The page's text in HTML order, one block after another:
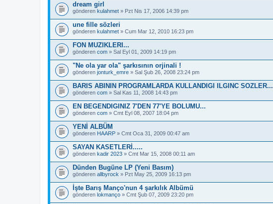
dream girl
gönderen kulahmet » Pzt Nis 17, 2006 14:39 pm
une fille sözleri
gönderen kulahmet » Cum Mar 12, 2010 16:23 pm
FON MUZIKLERI...
gönderen com » Sal Eyl 01, 2009 14:19 pm
"Ne ola yar ola" şarkısının orjinali !
gönderen jonturk_emre » Sal Şub 26, 2008 23:24 pm
BARIS ABININ PROGRAMLARDA KULLANDIGI ILGINC SOZLER...
gönderen com » Sal Kas 11, 2008 14:43 pm
EN BEGENDIGINIZ 7'DEN 77'YE BOLUMU...
gönderen com » Cmt Eyl 08, 2007 18:04 pm
YENİ ALBÜM
gönderen HAARP » Cmt Oca 31, 2009 00:47 am
SAYAN KASETLERİ.....
gönderen kadir 2023 » Cmt Mar 15, 2008 00:11 am
Dünden Bugüne LP (Yeni Basım)
gönderen allbyrock » Pzt May 25, 2009 16:13 pm
İşte Barış Manço'nun 4 şarkılık Albümü
gönderen lokmanço » Cmt Şub 07, 2009 23:20 pm